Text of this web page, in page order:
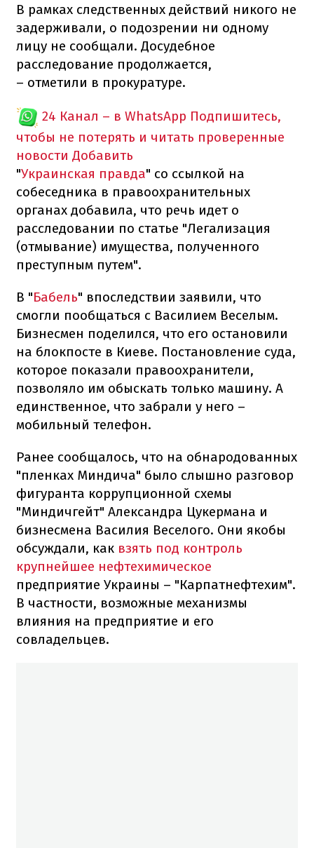
В рамках следственных действий никого не
задерживали, о подозрении ни одному
лицу не сообщали. Досудебное
расследование продолжается,
– отметили в прокуратуре.
24 Канал – в WhatsApp Подпишитесь,
чтобы не потерять и читать проверенные
новости Добавить
"Украинская правда" со ссылкой на
собеседника в правоохранительных
органах добавила, что речь идет о
расследовании по статье "Легализация
(отмывание) имущества, полученного
преступным путем".
В "Бабель" впоследствии заявили, что
смогли пообщаться с Василием Веселым.
Бизнесмен поделился, что его остановили
на блокпосте в Киеве. Постановление суда,
которое показали правоохранители,
позволяло им обыскать только машину. А
единственное, что забрали у него –
мобильный телефон.
Ранее сообщалось, что на обнародованных
"пленках Миндича" было слышно разговор
фигуранта коррупционной схемы
"Миндичгейт" Александра Цукермана и
бизнесмена Василия Веселого. Они якобы
обсуждали, как взять под контроль
крупнейшее нефтехимическое
предприятие Украины – "Карпатнефтехим".
В частности, возможные механизмы
влияния на предприятие и его
совладельцев.